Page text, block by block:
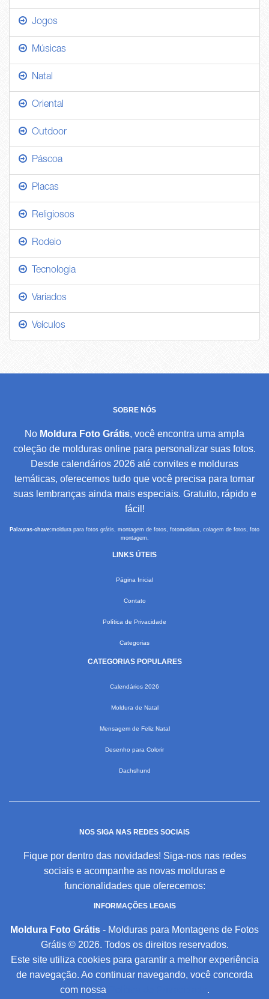
Jogos
Músicas
Natal
Oriental
Outdoor
Páscoa
Placas
Religiosos
Rodeio
Tecnologia
Variados
Veículos
SOBRE NÓS
No Moldura Foto Grátis, você encontra uma ampla
coleção de molduras online para personalizar suas fotos.
Desde calendários 2026 até convites e molduras
temáticas, oferecemos tudo que você precisa para tornar
suas lembranças ainda mais especiais. Gratuito, rápido e
fácil!
Palavras-chave:moldura para fotos grátis, montagem de fotos, fotomoldura, colagem de fotos, foto
montagem.
LINKS ÚTEIS
Página Inicial
Contato
Política de Privacidade
Categorias
CATEGORIAS POPULARES
Calendários 2026
Moldura de Natal
Mensagem de Feliz Natal
Desenho para Colorir
Dachshund
NOS SIGA NAS REDES SOCIAIS
Fique por dentro das novidades! Siga-nos nas redes
sociais e acompanhe as novas molduras e
funcionalidades que oferecemos:
INFORMAÇÕES LEGAIS
Moldura Foto Grátis - Molduras para Montagens de Fotos
Grátis © 2026. Todos os direitos reservados.
Este site utiliza cookies para garantir a melhor experiência
de navegação. Ao continuar navegando, você concorda
com nossa
.